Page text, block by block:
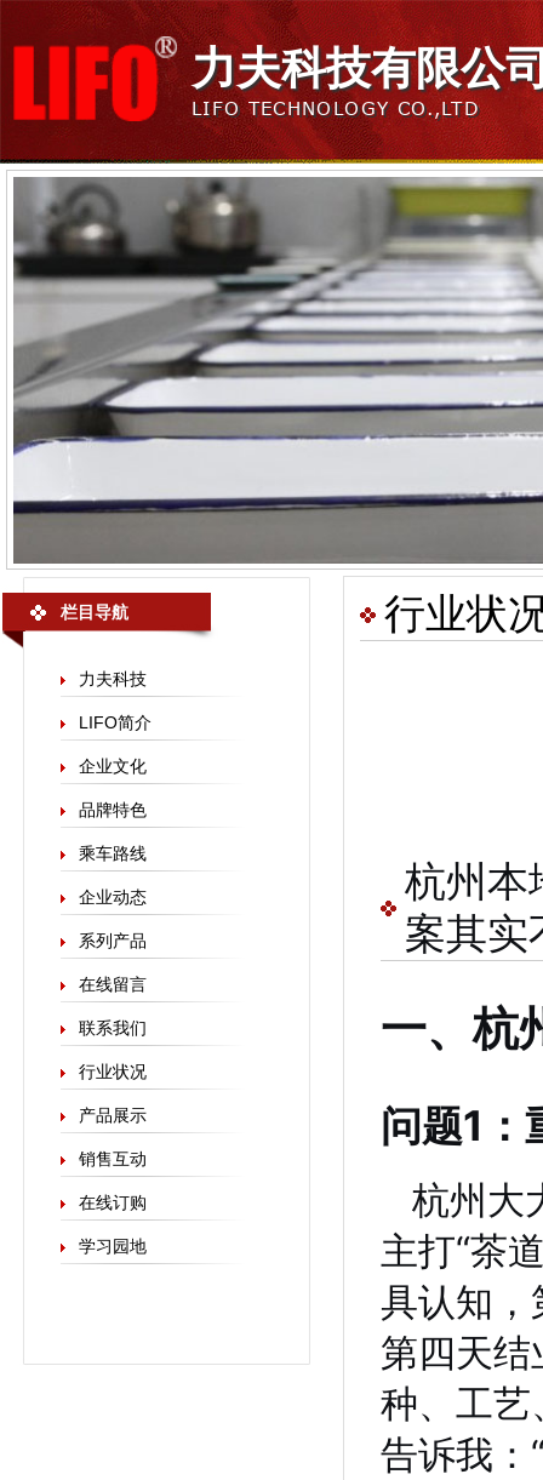
力夫科技有限公
LIFO TECHNOLOGY CO.,LTD
栏目导航
力夫科技
LIFO简介
企业文化
品牌特色
乘车路线
企业动态
系列产品
在线留言
联系我们
行业状况
产品展示
销售互动
在线订购
学习园地
行业状
杭州本
案其实
一、杭
问题1：
杭州大
主打“茶
具认知
第四天
种、工
告诉我：